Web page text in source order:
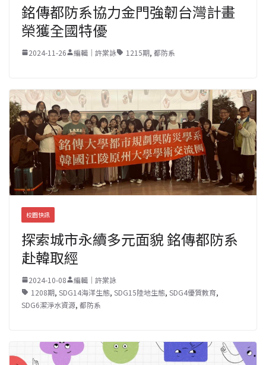
銘傳都防系協力金門強韌台灣計畫
榮獲全國特優
2024-11-26 編輯｜許棠詠 1215期, 都防系
校園快訊
探索城市永續多元面貌 銘傳都防系
赴韓取經
2024-10-08
編輯｜許棠詠
1208期, SDG14海洋生態, SDG15陸地生態, SDG4優質教育,
SDG6潔淨水資源, 都防系